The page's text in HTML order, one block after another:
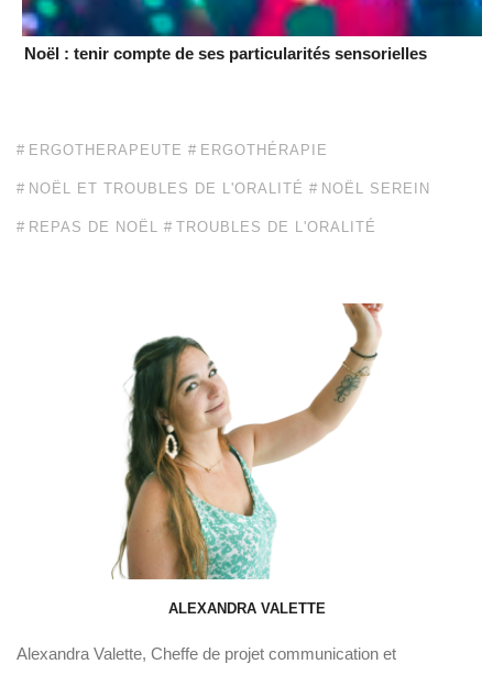
Noël : tenir compte de ses particularités sensorielles
ERGOTHERAPEUTE ERGOTHÉRAPIE
NOËL ET TROUBLES DE L'ORALITÉ NOËL SEREIN
REPAS DE NOËL TROUBLES DE L'ORALITÉ
ALEXANDRA VALETTE
Alexandra Valette, Cheffe de projet communication et